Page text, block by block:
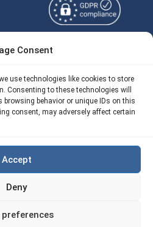
Consent
use technologies like cookies to store
Consenting to these technologies will
behavior or unique IDs on this
consent, may adversely affect certain
Accept
Deny
preferences
Copyright © 2026
使用条款
隐私政策
Site Map